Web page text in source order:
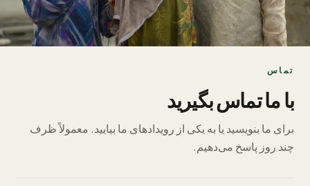
تماس
با ما تماس بگیرید
برای ما بنویسید یا به یکی از رویدادهای ما بیایید. معمولاً ظرف
چند روز پاسخ می‌دهیم.